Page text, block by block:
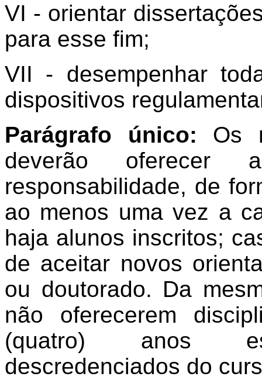
VI - orientar
para esse fim;
VII - desempenhar
dispositivos
Parágrafo único: Os
deverão oferecer
responsabilidade, de
ao menos uma vez a
haja alunos inscritos;
de aceitar novos
ou doutorado. Da
não oferecerem
(quatro) anos
descredenciados do